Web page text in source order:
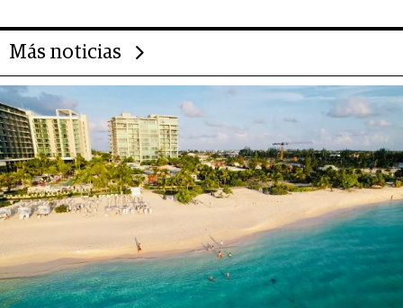
Más noticias